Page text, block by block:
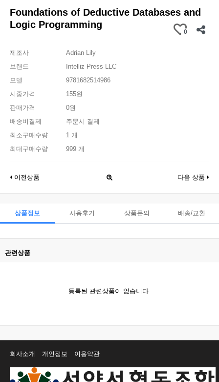
Foundations of Deductive Databases and
Logic Programming
0
제조사
Adrian Lily
브랜드
Intelliz Press LLC
모델
9781682514986
시중가격
155원
판매가격
0원
배송비결제
주문시 결제
최소구매수량
1 개
최대구매수량
999 개
이전상품 다음 상품
상품정보 사용후기 상품문의 배송/교환
관련상품
등록된 관련상품이 없습니다.
회사소개 개인정보 이용약관